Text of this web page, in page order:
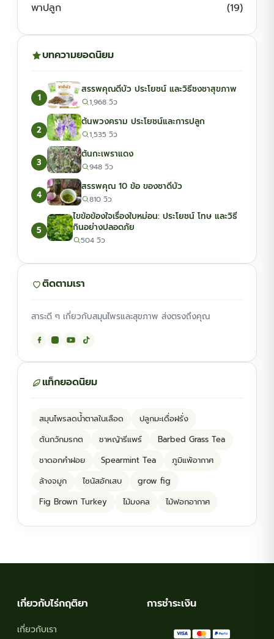
พาปลูก
(19)
บทความยอดนิยม
1
สรรพคุณดีบัว ประโยชน์ และวิธีชงชาสุขภาพ
1,968 วิว
2
ต้นพวงคราม ประโยชน์และการปลูก
1,535 วิว
3
ต้นกะเพราแดง
948 วิว
4
สรรพคุณ 10 ข้อ ของชาดีบัว
810 วิว
5
ไขข้อข้องใจเรื่องใบหม่อน: ประโยชน์ โทษ และวิธี
กินอย่างปลอดภัย
504 วิว
ติดตามเรา
สาระดี ๆ เกี่ยวกับสมุนไพรและสุขภาพ ส่งตรงถึงคุณ
แท็กยอดนิยม
สมุนไพรลดน้ำตาลในเลือด
ปลูกมะเดื่อฝรั่ง
ต้นกวักมรกต
ชาหญ้ารีแพร์
Barbed Grass Tea
ชาดอกคำฝอย
Spearmint Tea
ภูมิแพ้อากาศ
ล้างจมูก
ไซนัสอักเสบ
grow fig
Fig Brown Turkey
ไม้มงคล ไม้ฟอกอากาศ
เกี่ยวกับไร่กฤติยา
เกี่ยวกับเรา
การชำระเงิน